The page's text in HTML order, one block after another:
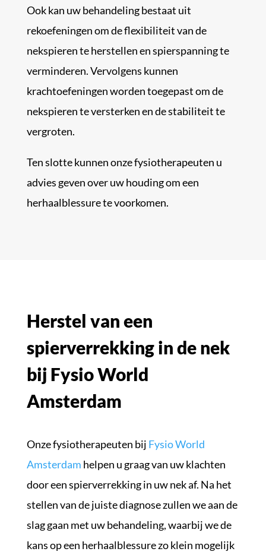
Ook kan uw behandeling bestaat uit
rekoefeningen om de flexibiliteit van de
nekspieren te herstellen en spierspanning te
verminderen. Vervolgens kunnen
krachtoefeningen worden toegepast om de
nekspieren te versterken en de stabiliteit te
vergroten.
Ten slotte kunnen onze fysiotherapeuten u
advies geven over uw houding om een
herhaalblessure te voorkomen.
Herstel van een
spierverrekking in de nek
bij Fysio World
Amsterdam
Onze fysiotherapeuten bij Fysio World
Amsterdam helpen u graag van uw klachten
door een spierverrekking in uw nek af. Na het
stellen van de juiste diagnose zullen we aan de
slag gaan met uw behandeling, waarbij we de
kans op een herhaalblessure zo klein mogelijk